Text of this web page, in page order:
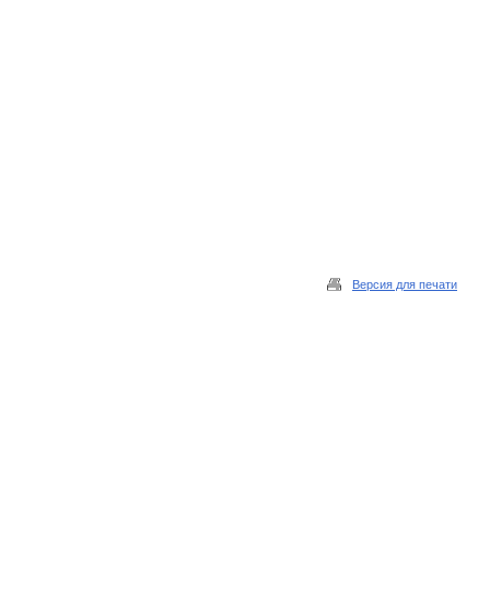
Версия для печати